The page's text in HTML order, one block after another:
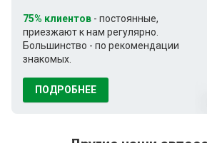
75% клиентов - постоянные,
приезжают к нам регулярно.
Большинство - по рекомендации
знакомых.
ПОДРОБНЕЕ